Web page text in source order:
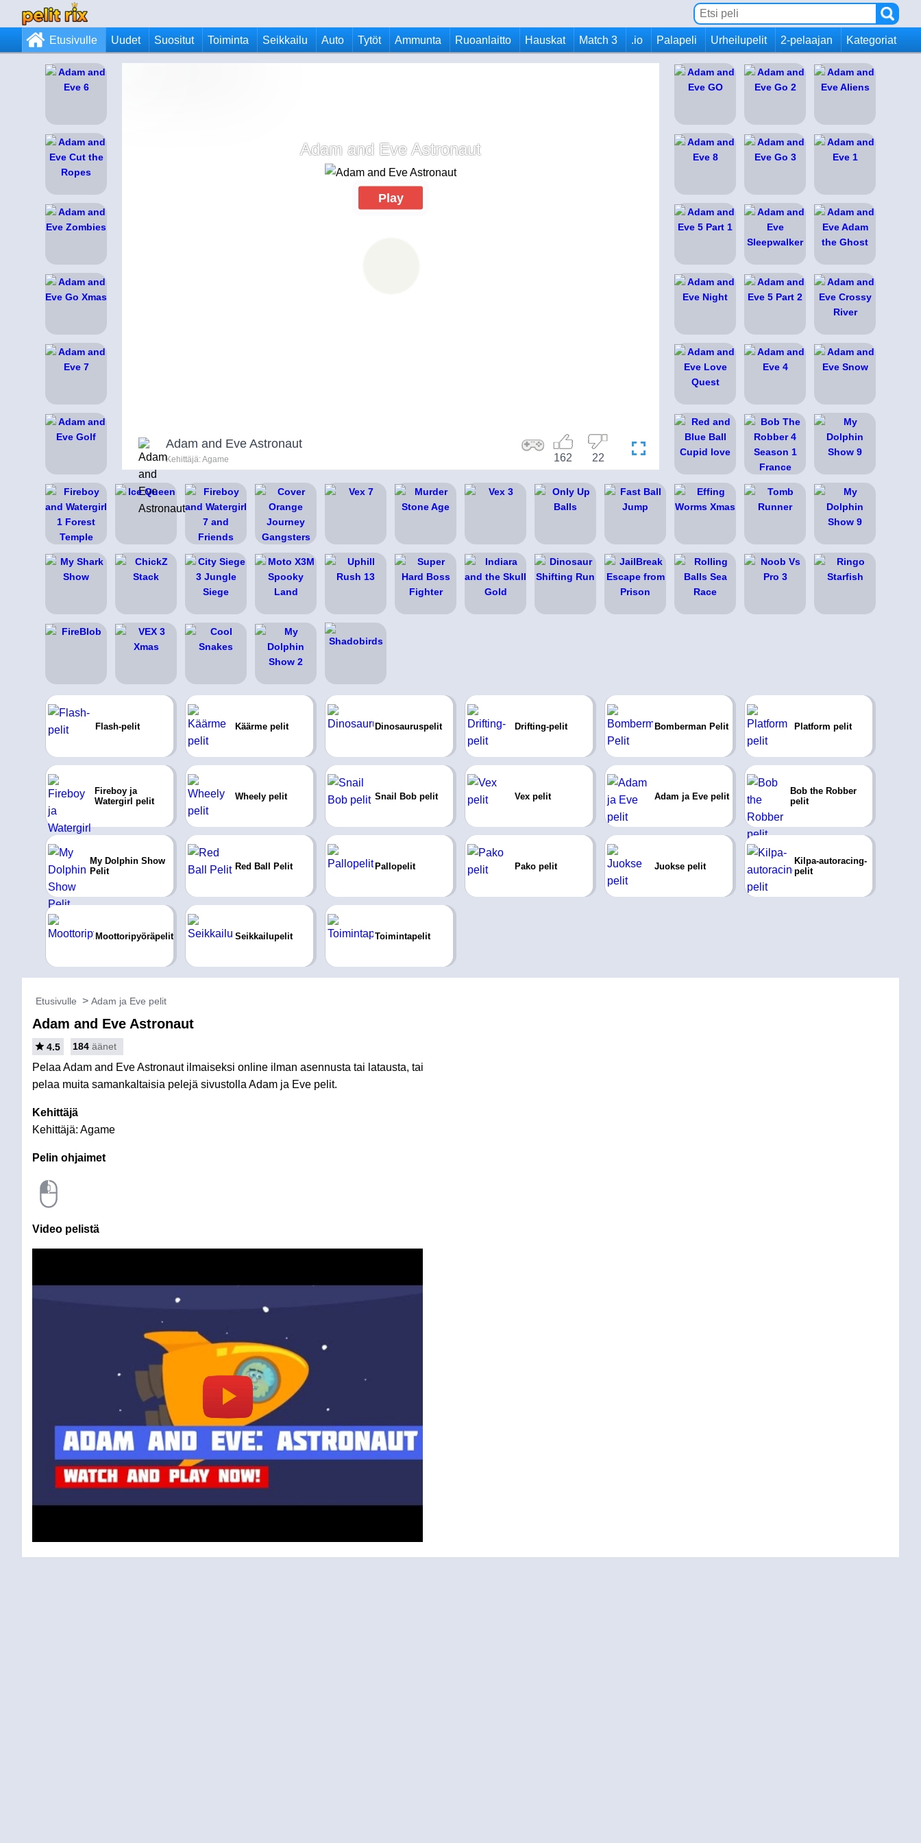
Etusivulle Uudet Suositut Toiminta Seikkailu Auto Tytöt Ammunta Ruoanlaitto Hauskat Match 3 .io Palapeli Urheilupelit 2-pelaajan Kategoriat
Adam and Eve Astronaut
Play
Adam and Eve Astronaut
Kehittäjä: Agame 22
162
Flash-pelit Käärme pelit Dinosauruspelit Drifting-pelit Bomberman Pelit Platform pelit
Fireboy ja
Watergirl pelit
Wheely pelit Snail Bob pelit Vex pelit Adam ja Eve pelit
Bob the Robber
pelit
My Dolphin Show
Pelit
Red Ball Pelit Pallopelit Pako pelit Juokse pelit
Kilpa-autoracing-
pelit
Moottoripyöräpelit Seikkailupelit Toimintapelit
Etusivulle Adam ja Eve pelit
Adam and Eve Astronaut
4.5 184 äänet
Pelaa Adam and Eve Astronaut ilmaiseksi online ilman asennusta tai latausta, tai
pelaa muita samankaltaisia pelejä sivustolla Adam ja Eve pelit.
Kehittäjä
Kehittäjä: Agame
Pelin ohjaimet
Video pelistä